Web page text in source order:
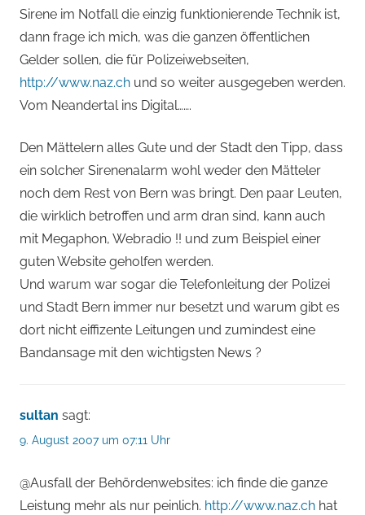
Sirene im Notfall die einzig funktionierende Technik ist,
dann frage ich mich, was die ganzen öffentlichen
Gelder sollen, die für Polizeiwebseiten,
http://www.naz.ch und so weiter ausgegeben werden.
Vom Neandertal ins Digital…….
Den Mättelern alles Gute und der Stadt den Tipp, dass
ein solcher Sirenenalarm wohl weder den Mätteler
noch dem Rest von Bern was bringt. Den paar Leuten,
die wirklich betroffen und arm dran sind, kann auch
mit Megaphon, Webradio !! und zum Beispiel einer
guten Website geholfen werden.
Und warum war sogar die Telefonleitung der Polizei
und Stadt Bern immer nur besetzt und warum gibt es
dort nicht eiffizente Leitungen und zumindest eine
Bandansage mit den wichtigsten News ?
sultan sagt:
9. August 2007 um 07:11 Uhr
@Ausfall der Behördenwebsites: ich finde die ganze
Leistung mehr als nur peinlich. http://www.naz.ch hat